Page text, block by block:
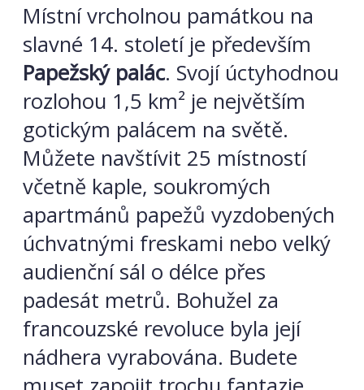
Místní vrcholnou památkou na
slavné 14. století je především
Papežský palác. Svojí úctyhodnou
rozlohou 1,5 km² je největším
gotickým palácem na světě.
Můžete navštívit 25 místností
včetně kaple, soukromých
apartmánů papežů vyzdobených
úchvatnými freskami nebo velký
audienční sál o délce přes
padesát metrů. Bohužel za
francouzské revoluce byla její
nádhera vyrabována. Budete